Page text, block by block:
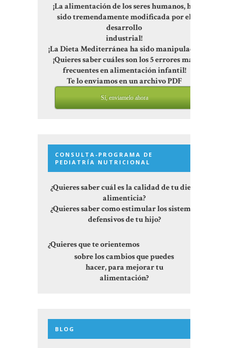
¡La alimentación de los seres humanos, ha
sido tremendamente modificada por el
desarrollo
industrial!
¡La Dieta Mediterránea ha sido manipulada!
¡Quieres saber cuáles son los 5 errores más
frecuentes en alimentación infantil!
Te lo enviamos en un archivo PDF
Sí, enviamelo ahora
CONSULTA-PROGRAMA DE
PEDIATRÍA NUTRICIONAL
¿Quieres saber cuál es la calidad de tu dieta
alimenticia?
¿Quieres saber como estimular los sistemas
defensivos de tu hijo?
¿Quieres que te orientemos
sobre los cambios que puedes
hacer, para mejorar tu
alimentación?
BLOG